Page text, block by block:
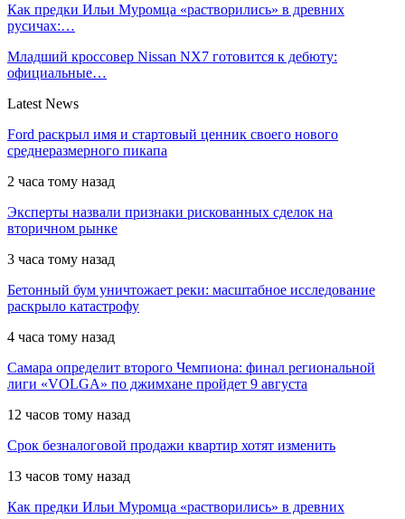
Как предки Ильи Муромца «растворились» в древних
русичах:…
Младший кроссовер Nissan NX7 готовится к дебюту:
официальные…
Latest News
Ford раскрыл имя и стартовый ценник своего нового
среднеразмерного пикапа
2 часа тому назад
Эксперты назвали признаки рискованных сделок на
вторичном рынке
3 часа тому назад
Бетонный бум уничтожает реки: масштабное исследование
раскрыло катастрофу
4 часа тому назад
Самара определит второго Чемпиона: финал региональной
лиги «VOLGA» по джимхане пройдет 9 августа
12 часов тому назад
Срок безналоговой продажи квартир хотят изменить
13 часов тому назад
Как предки Ильи Муромца «растворились» в древних